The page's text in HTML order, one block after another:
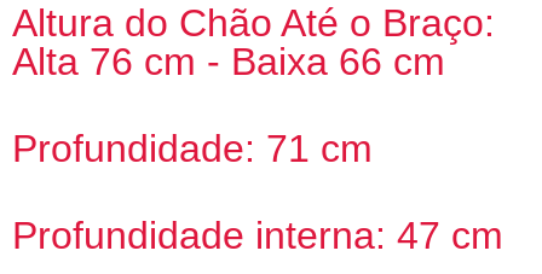
Altura do Chão Até o Braço:
Alta 76 cm - Baixa 66 cm
Profundidade: 71 cm
Profundidade interna: 47 cm